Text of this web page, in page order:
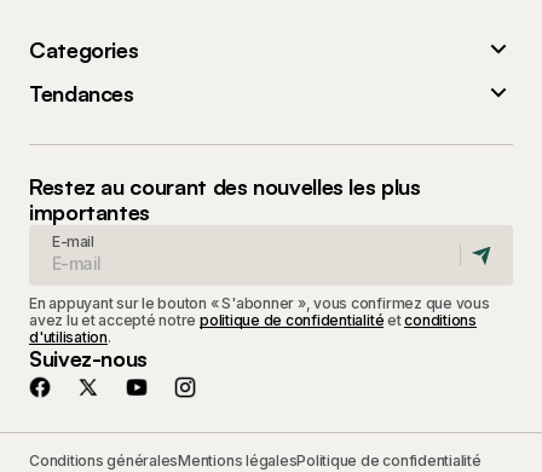
Categories
Tendances
Restez au courant des nouvelles les plus
importantes
E-mail
En appuyant sur le bouton « S'abonner », vous confirmez que vous
avez lu et accepté notre politique de confidentialité etconditions
d'utilisation.
Suivez-nous
Conditions généralesMentions légalesPolitique de confidentialité